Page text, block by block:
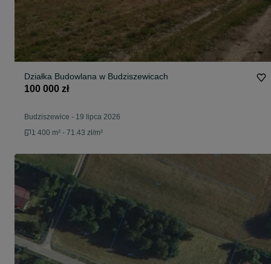
Działka Budowlana w Budziszewicach
100 000 zł
Budziszewice - 19 lipca 2026
1 400 m² - 71.43 zł/m²